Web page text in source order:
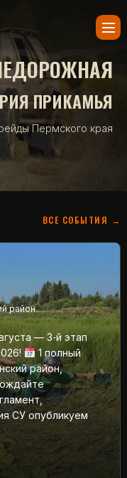
ПРИКАМЬЯ
Пермского края
ВСЕ СОБЫТИЯ →
район
— 3‑й этап
1 полный
район,
СУ опубликуем